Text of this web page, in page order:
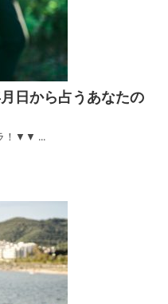
日から占うあなたの
！▼▼ ...